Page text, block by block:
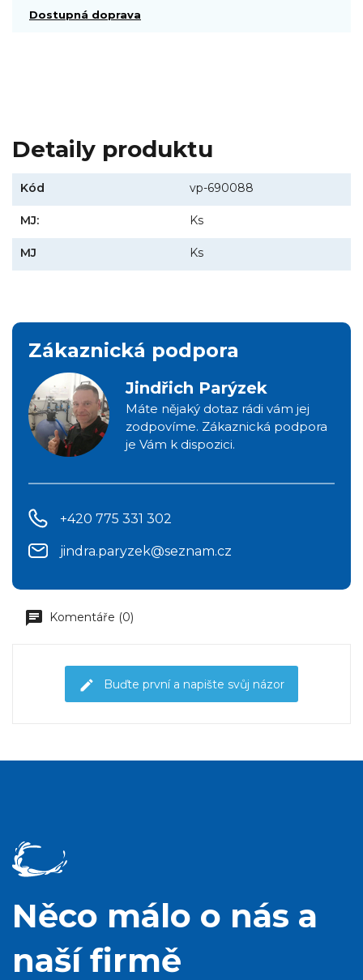
Dostupná doprava
Detaily produktu
Kód vp-690088
MJ: Ks
MJ Ks
Zákaznická podpora
Jindřich Parýzek
Máte nějaký dotaz rádi vám jej
zodpovíme. Zákaznická podpora
je Vám k dispozici.
+420 775 331 302
jindra.paryzek@seznam.cz
Komentáře (0)
Buďte první a napište svůj názor
Něco málo o nás a
naší firmě